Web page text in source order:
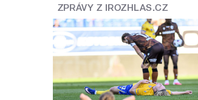
ZPRÁVY Z IROZHLAS.CZ